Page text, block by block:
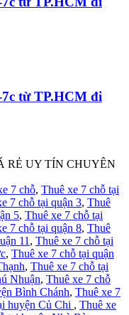
từ TP.HCM đi
RẺ UY TÍN CHUYÊN
7 chỗ, Thuê xe 7 chỗ tại
7 chỗ tại quận 3, Thuê
5, Thuê xe 7 chỗ tại
7 chỗ tại quận 8, Thuê
11 , Thuê xe 7 chỗ tại
, Thuê xe 7 chỗ tại quận
, Thuê xe 7 chỗ tại
Nhuận, Thuê xe 7 chỗ
Bình Chánh, Thuê xe 7
huyện Củ Chi , Thuê xe